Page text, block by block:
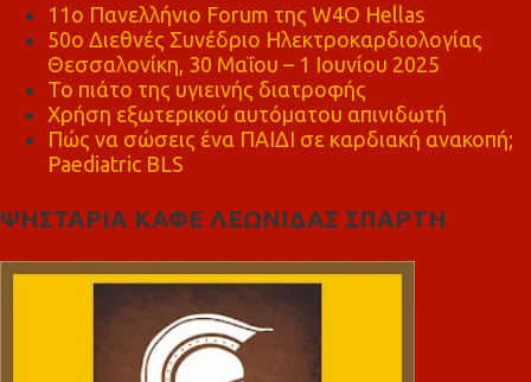
11ο Πανελλήνιο Forum της W4O Hellas
50ο Διεθνές Συνέδριο Ηλεκτροκαρδιολογίας
Θεσσαλονίκη, 30 Μαΐου – 1 Ιουνίου 2025
Το πιάτο της υγιεινής διατροφής
Χρήση εξωτερικού αυτόματου απινιδωτή
Πώς να σώσεις ένα ΠΑΙΔΙ σε καρδιακή ανακοπή;
Paediatric BLS
ΨΗΣΤΑΡΙΑ ΚΑΦΕ ΛΕΩΝΙΔΑΣ ΣΠΑΡΤΗ